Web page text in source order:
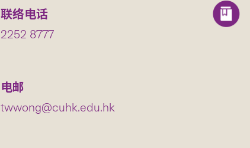
联络电话
2252 8777
电邮
twwong@cuhk.edu.hk